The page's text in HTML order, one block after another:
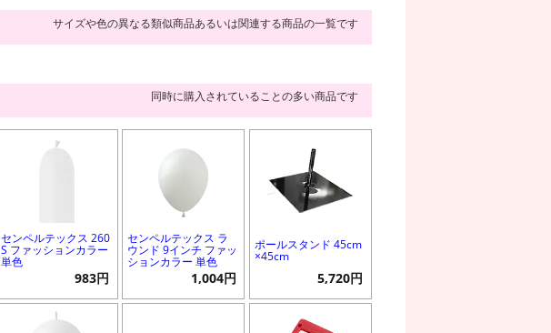
サイズや色の異なる類似商品あるいは関連する商品の一覧です
同時に購入されていることの多い商品です
センペルテックス 260
S ファッションカラー
単色
983円
センペルテックス ラ
ウンド 9インチ ファッ
ションカラー 単色
1,004円
ポールスタンド 45cm
×45cm
5,720円